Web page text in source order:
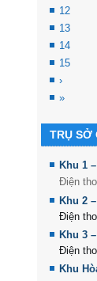
12
13
14
15
›
»
TRỤ SỞ
Khu 1
Điện
Khu 2
Điện
Khu 3
Điện
Khu